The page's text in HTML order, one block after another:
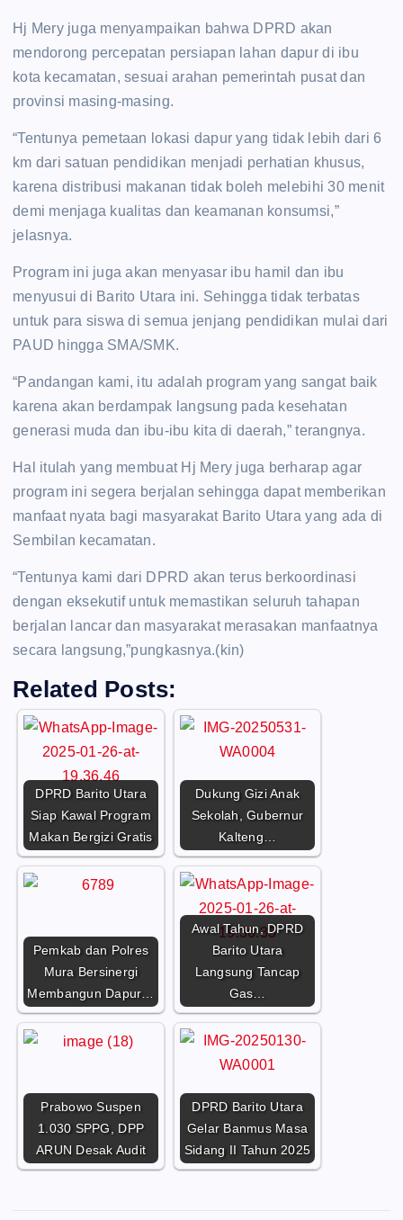
Hj Mery juga menyampaikan bahwa DPRD akan
mendorong percepatan persiapan lahan dapur di ibu
kota kecamatan, sesuai arahan pemerintah pusat dan
provinsi masing-masing.
“Tentunya pemetaan lokasi dapur yang tidak lebih dari 6
km dari satuan pendidikan menjadi perhatian khusus,
karena distribusi makanan tidak boleh melebihi 30 menit
demi menjaga kualitas dan keamanan konsumsi,”
jelasnya.
Program ini juga akan menyasar ibu hamil dan ibu
menyusui di Barito Utara ini. Sehingga tidak terbatas
untuk para siswa di semua jenjang pendidikan mulai dari
PAUD hingga SMA/SMK.
“Pandangan kami, itu adalah program yang sangat baik
karena akan berdampak langsung pada kesehatan
generasi muda dan ibu-ibu kita di daerah,” terangnya.
Hal itulah yang membuat Hj Mery juga berharap agar
program ini segera berjalan sehingga dapat memberikan
manfaat nyata bagi masyarakat Barito Utara yang ada di
Sembilan kecamatan.
“Tentunya kami dari DPRD akan terus berkoordinasi
dengan eksekutif untuk memastikan seluruh tahapan
berjalan lancar dan masyarakat merasakan manfaatnya
secara langsung,”pungkasnya.(kin)
Related Posts:
DPRD Barito Utara
Siap Kawal Program
Makan Bergizi Gratis
‎Dukung Gizi Anak
Sekolah, Gubernur
Kalteng…
Pemkab dan Polres
Mura Bersinergi
Membangun Dapur…
Awal Tahun, DPRD
Barito Utara
Langsung Tancap
Gas…
Prabowo Suspen
1.030 SPPG, DPP
ARUN Desak Audit
DPRD Barito Utara
Gelar Banmus Masa
Sidang II Tahun 2025